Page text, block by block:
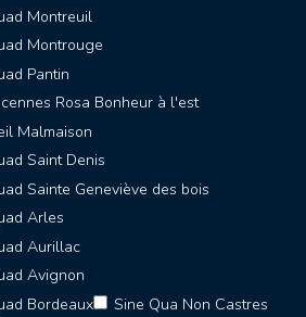
Montreuil
Montrouge
Pantin
Rosa Bonheur à l'est
Malmaison
Saint Denis
Sainte Geneviève des bois
Arles
Aurillac
Avignon
Bordeaux
Sine Qua Non Castres